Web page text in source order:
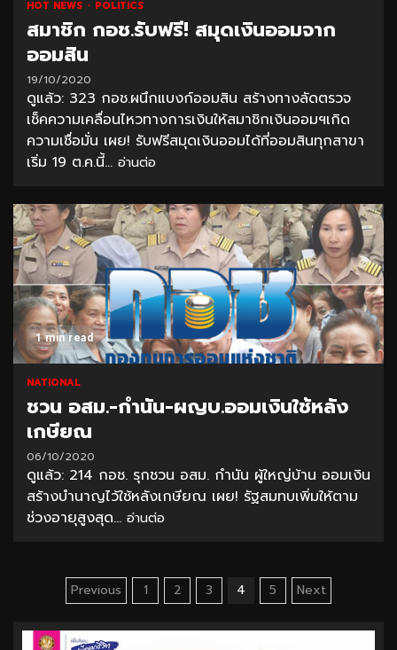
HOT NEWS POLITICS
สมาชิก กอช.รับฟรี! สมุดเงินออมจาก
ออมสิน
19/10/2020
ดูแล้ว: 323 กอช.ผนึกแบงก์ออมสิน สร้างทางลัดตรวจ
เช็คความเคลื่อนไหวทางการเงินให้สมาชิกเงินออมฯเกิด
ความเชื่อมั่น เผย! รับฟรีสมุดเงินออมได้ที่ออมสินทุกสาขา
เริ่ม 19 ต.ค.นี้... อ่านต่อ
1 min read
NATIONAL
ชวน อสม.-กำนัน-ผญบ.ออมเงินใช้หลัง
เกษียณ
06/10/2020
ดูแล้ว: 214 กอช. รุกชวน อสม. กำนัน ผู้ใหญ่บ้าน ออมเงิน
สร้างบำนาญไว้ใช้หลังเกษียณ เผย! รัฐสมทบเพิ่มให้ตาม
ช่วงอายุสูงสุด... อ่านต่อ
Posts
pagination
Previous 1 2 3 4 5 Next